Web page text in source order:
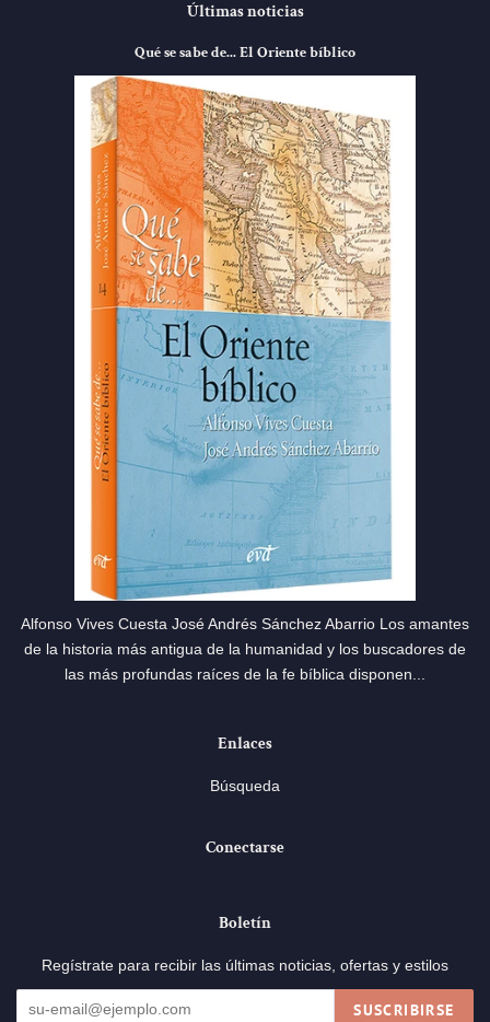
Últimas noticias
Qué se sabe de... El Oriente bíblico
Alfonso Vives Cuesta José Andrés Sánchez Abarrio Los amantes
de la historia más antigua de la humanidad y los buscadores de
las más profundas raíces de la fe bíblica disponen...
Enlaces
Búsqueda
Conectarse
Boletín
Regístrate para recibir las últimas noticias, ofertas y estilos
SUSCRIBIRSE